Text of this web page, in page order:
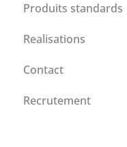
Produits standards
Realisations
Contact
Recrutement